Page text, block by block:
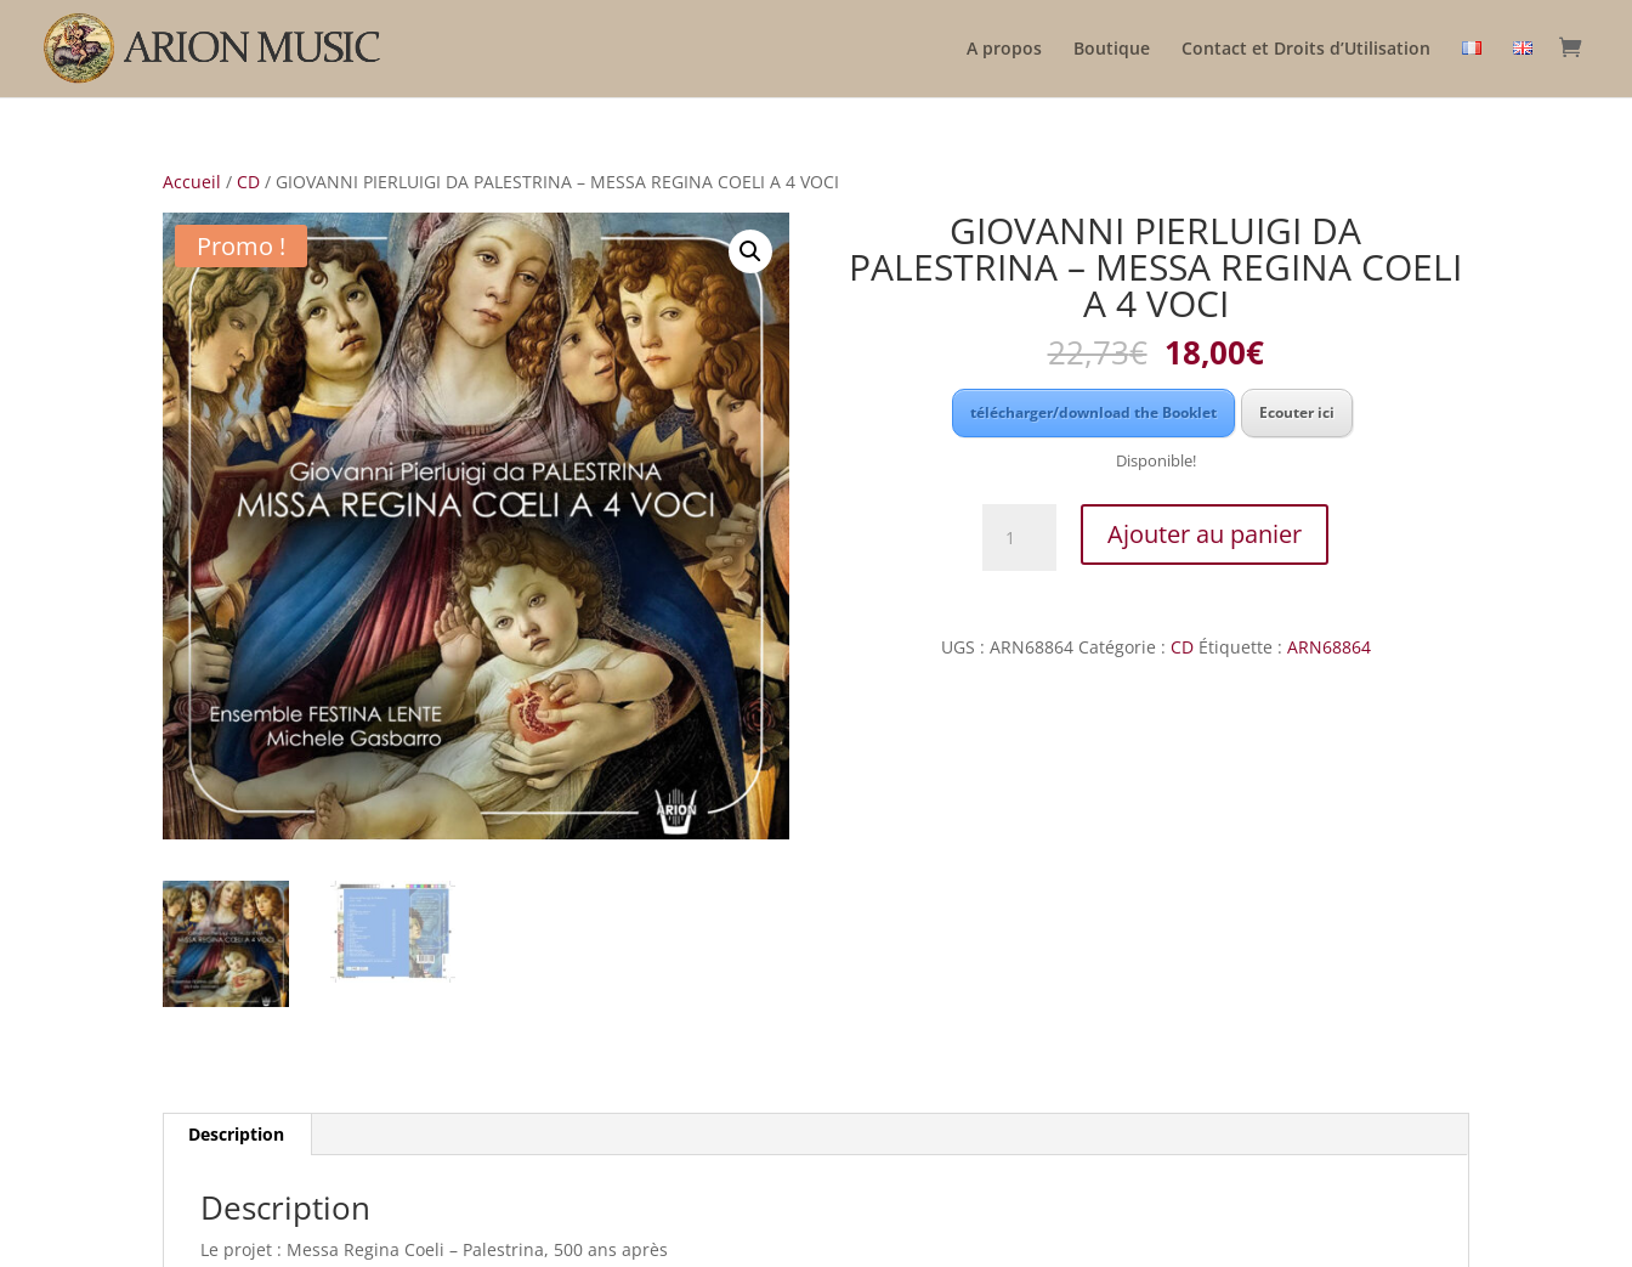
A propos Boutique Contact et Droits d’Utilisation
Accueil /CD / GIOVANNI PIERLUIGI DA PALESTRINA – MESSA REGINA COELI A 4 VOCI
Promo ! GIOVANNI PIERLUIGI DA
PALESTRINA – MESSA REGINA COELI
A 4 VOCI
22,73€ Le
prix
initial
était :
22,73€.
18,00€Le
prix
actuel
est :
télécharger/download the Booklet Ecouter ici
Disponible!
PALESTRINA
Ajouter au panier
UGS : ARN68864 Catégorie : CD Étiquette : ARN68864
Description
Description
Le projet : Messa Regina Coeli – Palestrina, 500 ans après